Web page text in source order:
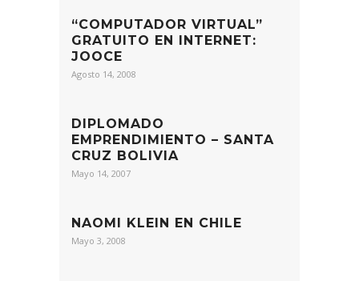
“COMPUTADOR VIRTUAL”
GRATUITO EN INTERNET:
JOOCE
Agosto 14, 2008
DIPLOMADO
EMPRENDIMIENTO – SANTA
CRUZ BOLIVIA
Mayo 14, 2007
NAOMI KLEIN EN CHILE
Mayo 3, 2008